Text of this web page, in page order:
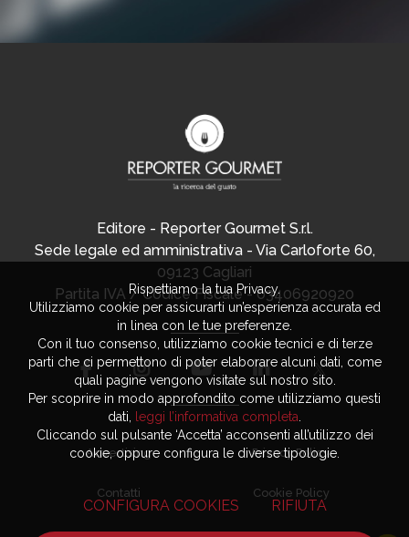
Editore - Reporter Gourmet S.r.l.
Sede legale ed amministrativa - Via Carloforte 60,
09123 Cagliari
Partita IVA / Codice Fiscale - 03406920920
Advertising
Contatti
Privacy Policy
Cookie Policy
Rispettiamo la tua Privacy.
Utilizziamo cookie per assicurarti un’esperienza accurata ed
in linea con le tue preferenze.
Con il tuo consenso, utilizziamo cookie tecnici e di terze
parti che ci permettono di poter elaborare alcuni dati, come
quali pagine vengono visitate sul nostro sito.
Per scoprire in modo approfondito come utilizziamo questi
dati,
leggi l’informativa completa
Cliccando sul pulsante ‘Accetta’ acconsenti all’utilizzo dei
cookie, oppure configura le diverse tipologie.
CONFIGURA COOKIES RIFIUTA